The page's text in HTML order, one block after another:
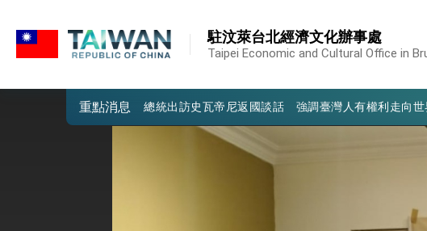
駐汶萊台北經濟文化辦事處
Taipei Economic and Cultural Office in
重點消息
第一屆亞太在宅醫療大會開幕 總統盼分享臺灣經驗為
總統出訪史瓦帝尼返國談話 強調臺灣人有權利走向
堅定走向世界 賴總統抵達史瓦帝尼王國進行國是訪問
總統與五院院長新春茶敘 盼化分歧為團結、為國家邁